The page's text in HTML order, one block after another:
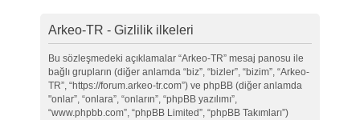
Arkeo-TR - Gizlilik ilkeleri
Bu sözleşmedeki açıklamalar “Arkeo-TR” mesaj panosu ile
bağlı grupların (diğer anlamda “biz”, “bizler”, “bizim”, “Arkeo-
TR”, “https://forum.arkeo-tr.com”) ve phpBB (diğer anlamda
"onlar”, “onlara”, “onların”, “phpBB yazılımı”,
“www.phpbb.com”, “phpBB Limited”, “phpBB Takımları”)